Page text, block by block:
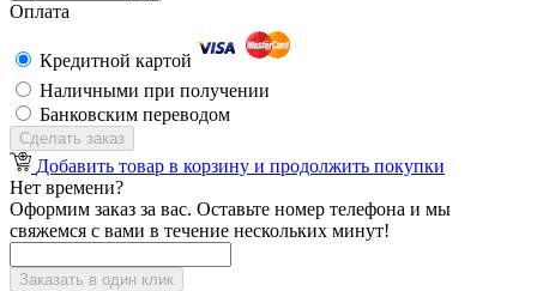
Оплата
Кредитной картой
Наличными при получении
Банковским переводом
Сделать заказ
Добавить товар в корзину и продолжить покупки
Нет времени?
Оформим заказ за вас. Оставьте номер телефона и мы
свяжемся с вами в течение нескольких минут!
Заказать в один клик